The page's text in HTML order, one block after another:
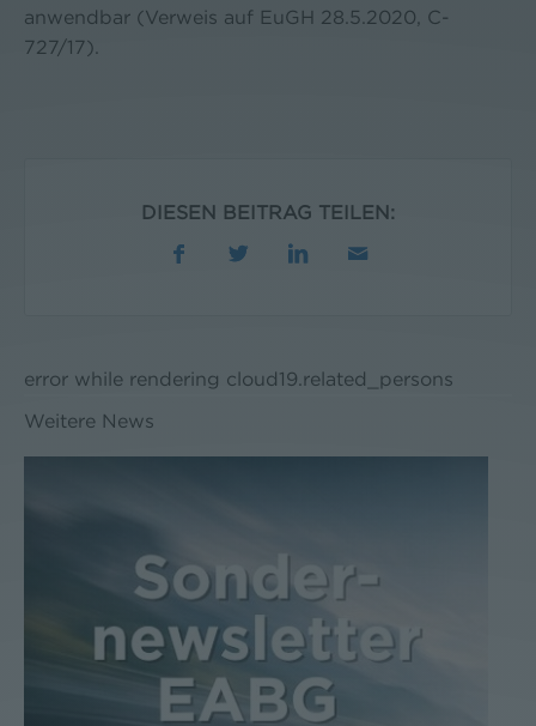
anwendbar (Verweis auf EuGH 28.5.2020, C-
727/17).
DIESEN BEITRAG TEILEN:
error while rendering cloud19.related_persons
Weitere News